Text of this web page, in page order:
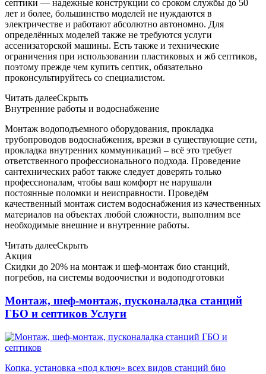
септики — надежные конструкции со сроком службы до 50
лет и более, большинство моделей не нуждаются в
электричестве и работают абсолютно автономно. Для
определённых моделей также не требуются услуги
ассенизаторской машины. Есть также и технические
ограничения при использовании пластиковых и жб септиков,
поэтому прежде чем купить септик, обязательно
проконсультируйтесь со специалистом.
Читать далееСкрыть
Внутренние работы и водоснабжение
Монтаж водоподъемного оборудования, прокладка
трубопроводов водоснабжения, врезки в существующие сети,
прокладка внутренних коммуникаций – всё это требует
ответственного профессионального подхода. Проведение
сантехнических работ также следует доверять только
профессионалам, чтобы ваш комфорт не нарушали
постоянные поломки и неисправности. Проведём
качественный монтаж систем водоснабжения из качественных
материалов на объектах любой сложности, выполним все
необходимые внешние и внутренние работы.
Читать далееСкрыть
Акция
Скидки до 20% на монтаж и шеф-монтаж био станций,
погребов, на системы водоочистки и водоподготовки
Монтаж, шеф-монтаж, пусконаладка станций
ГБО и септиков Услуги
Копка, установка «под ключ» всех видов станций био